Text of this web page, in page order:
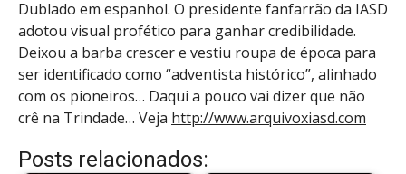
Dublado em espanhol. O presidente fanfarrão da IASD
adotou visual profético para ganhar credibilidade.
Deixou a barba crescer e vestiu roupa de época para
ser identificado como “adventista histórico”, alinhado
com os pioneiros… Daqui a pouco vai dizer que não
crê na Trindade… Veja http://www.arquivoxiasd.com
Posts relacionados: